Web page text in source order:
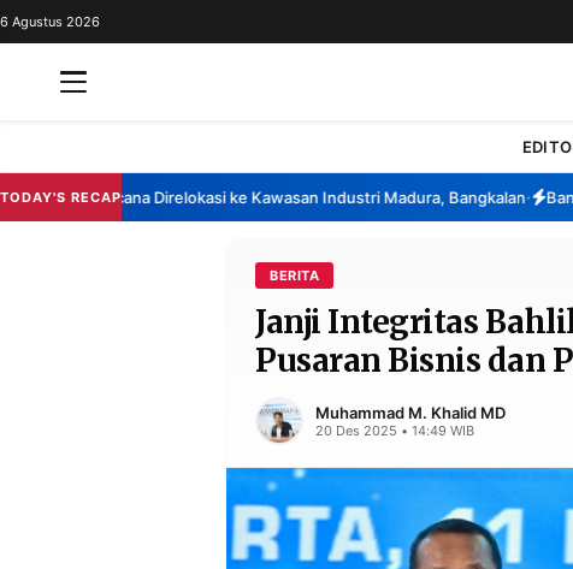
REDAKSI
WARGA
6 Agustus 2026
TODAY'S RECAP
Berencana Direlokasi ke Kawasan Industri Madura, Bangkalan• Bansos
BERITA
Janji Integritas
Pusaran Bisnis dan
Muhammad M. Khalid MD
20 Des 2025 • 14:49 WIB